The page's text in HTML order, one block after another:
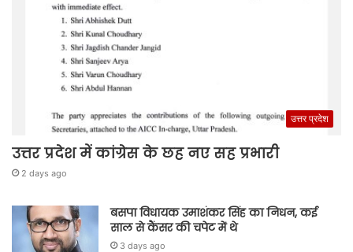
उत्तर प्रदेश
उत्तर प्रदेश में कांग्रेस के छह नए सह प्रभारी
2 days ago
बसपा विधायक उमाशंकर सिंह का निधन, कई
साल से कैंसर की चपेट में थे
3 days ago